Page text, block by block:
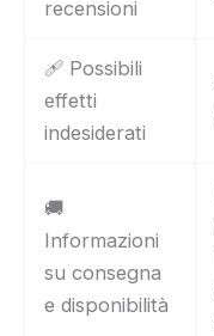
recensioni
🩹 Possibili
effetti
indesiderati
🚚
Informazioni
su consegna
e disponibilità